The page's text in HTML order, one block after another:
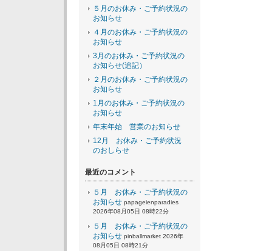
５月のお休み・ご予約状況の
お知らせ
４月のお休み・ご予約状況の
お知らせ
3月のお休み・ご予約状況の
お知らせ(追記）
２月のお休み・ご予約状況の
お知らせ
1月のお休み・ご予約状況の
お知らせ
年末年始 営業のお知らせ
12月 お休み・ご予約状況
のおしらせ
最近のコメント
５月 お休み・ご予約状況の
お知らせ papageienparadies
2026年08月05日 08時22分
５月 お休み・ご予約状況の
お知らせ pinballmarket 2026年
08月05日 08時21分